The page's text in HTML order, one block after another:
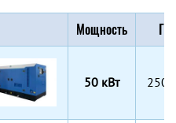
Мощность
50 кВт